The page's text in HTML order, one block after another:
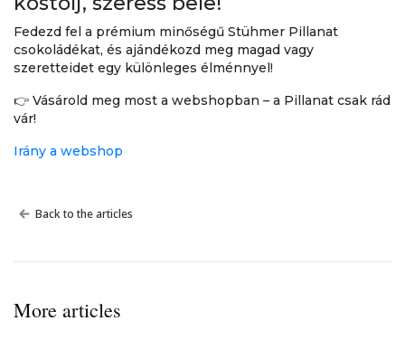
Fedezd fel a prémium minőségű Stühmer Pillanat
csokoládékat, és ajándékozd meg magad vagy
szeretteidet egy különleges élménnyel!
👉 Vásárold meg most a webshopban – a Pillanat csak rád
vár!
Irány a webshop
Back to the articles
More articles